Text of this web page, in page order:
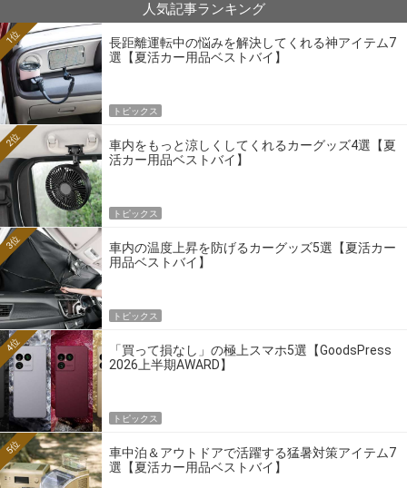
人気記事ランキング
長距離運転中の悩みを解決してくれる神アイテム7
選【夏活カー用品ベストバイ】
1位
トピックス
車内をもっと涼しくしてくれるカーグッズ4選【夏
活カー用品ベストバイ】
2位
トピックス
車内の温度上昇を防げるカーグッズ5選【夏活カー
用品ベストバイ】
3位
トピックス
「買って損なし」の極上スマホ5選【GoodsPress
2026上半期AWARD】
4位
トピックス
車中泊＆アウトドアで活躍する猛暑対策アイテム7
選【夏活カー用品ベストバイ】
5位